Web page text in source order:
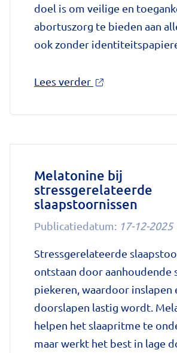
doel is om veilige en
abortuszorg te bieden aan
ook zonder
Lees verder over
abortuszorg
zwangeren
in
Amsterdam'
op
zorggids
Melatonine bij
stressgerelateerde
slaapstoornissen
Publicatiedatum: 17-12-2025
Stressgerelateerde
ontstaan door aanhoudende
piekeren, waardoor inslapen
doorslapen lastig wordt.
helpen het slaapritme te
maar werkt het best in lage